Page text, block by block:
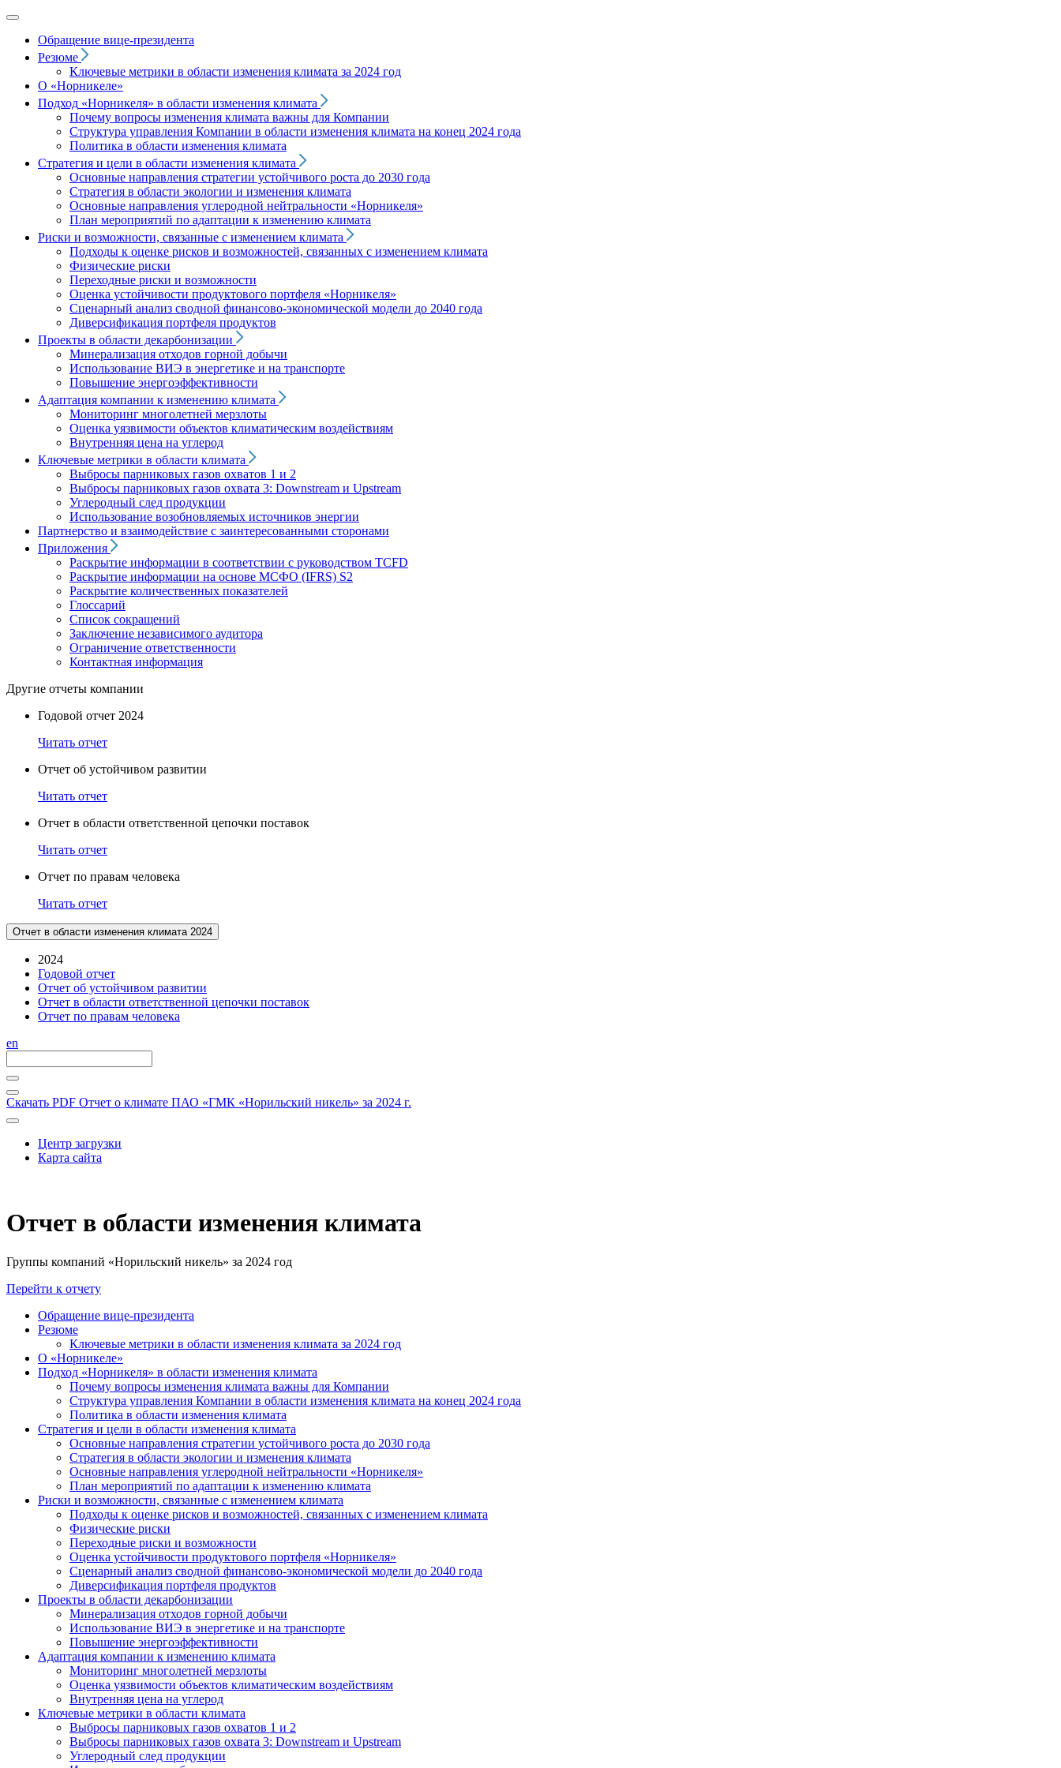
Обращение вице‑президента
Резюме
Ключевые метрики в области изменения климата за 2024 год
О «Норникеле»
Подход «Норникеля» в области изменения климата
Почему вопросы изменения климата важны для Компании
Структура управления Компании в области изменения климата на конец 2024 года
Политика в области изменения климата
Стратегия и цели в области изменения климата
Основные направления стратегии устойчивого роста до 2030 года
Стратегия в области экологии и изменения климата
Основные направления углеродной нейтральности «Норникеля»
План мероприятий по адаптации к изменению климата
Риски и возможности, связанные с изменением климата
Подходы к оценке рисков и возможностей, связанных с изменением климата
Физические риски
Переходные риски и возможности
Оценка устойчивости продуктового портфеля «Норникеля»
Сценарный анализ сводной финансово-экономической модели до 2040 года
Диверсификация портфеля продуктов
Проекты в области декарбонизации
Минерализация отходов горной добычи
Использование ВИЭ в энергетике и на транспорте
Повышение энергоэффективности
Адаптация компании к изменению климата
Мониторинг многолетней мерзлоты
Оценка уязвимости объектов климатическим воздействиям
Внутренняя цена на углерод
Ключевые метрики в области климата
Выбросы парниковых газов охватов 1 и 2
Выбросы парниковых газов охвата 3: Downstream и Upstream
Углеродный след продукции
Использование возобновляемых источников энергии
Партнерство и взаимодействие с заинтересованными сторонами
Приложения
Раскрытие информации в соответствии с руководством TCFD
Раскрытие информации на основе МСФО (IFRS) S2
Раскрытие количественных показателей
Глоссарий
Список сокращений
Заключение независимого аудитора
Ограничение ответственности
Контактная информация
Другие отчеты компании
Годовой отчет 2024
Читать отчет
Отчет об устойчивом развитии
Читать отчет
Отчет в области ответственной цепочки поставок
Читать отчет
Отчет по правам человека
Читать отчет
Отчет в области изменения климата 2024
2024
Годовой отчет
Отчет об устойчивом развитии
Отчет в области ответственной цепочки поставок
Отчет по правам человека
en
Скачать PDF Отчет о климате ПАО «ГМК «Норильский никель» за 2024 г.
Центр загрузки
Карта сайта
Отчет в области изменения климата
Группы компаний «Норильский никель» за 2024 год
Перейти к отчету
Обращение вице-президента
Резюме
Ключевые метрики в области изменения климата за 2024 год
О «Норникеле»
Подход «Норникеля» в области изменения климата
Почему вопросы изменения климата важны для Компании
Структура управления Компании в области изменения климата на конец 2024 года
Политика в области изменения климата
Стратегия и цели в области изменения климата
Основные направления стратегии устойчивого роста до 2030 года
Стратегия в области экологии и изменения климата
Основные направления углеродной нейтральности «Норникеля»
План мероприятий по адаптации к изменению климата
Риски и возможности, связанные с изменением климата
Подходы к оценке рисков и возможностей, связанных с изменением климата
Физические риски
Переходные риски и возможности
Оценка устойчивости продуктового портфеля «Норникеля»
Сценарный анализ сводной финансово-экономической модели до 2040 года
Диверсификация портфеля продуктов
Проекты в области декарбонизации
Минерализация отходов горной добычи
Использование ВИЭ в энергетике и на транспорте
Повышение энергоэффективности
Адаптация компании к изменению климата
Мониторинг многолетней мерзлоты
Оценка уязвимости объектов климатическим воздействиям
Внутренняя цена на углерод
Ключевые метрики в области климата
Выбросы парниковых газов охватов 1 и 2
Выбросы парниковых газов охвата 3: Downstream и Upstream
Углеродный след продукции